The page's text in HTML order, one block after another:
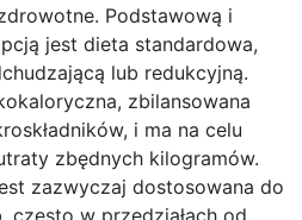
Podstawową i
jest dieta standardowa,
lub redukcyjną.
zbilansowana
i ma na celu
zbędnych kilogramów.
zazwyczaj dostosowana do
często w przedziałach od